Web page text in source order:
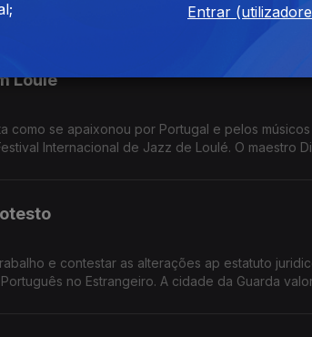
receber o prémio de cinema Robert Bresson, à
Loulé
como se apaixonou por Portugal e pelos
Internacional de Jazz de Loulé. O maestro
e contestar as alterações ap estatuto
no Estrangeiro. A cidade da Guarda
Entrar